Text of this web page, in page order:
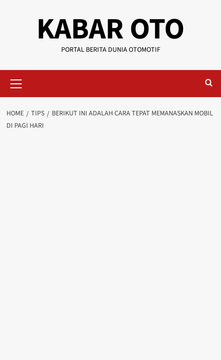
KABAR OTO
PORTAL BERITA DUNIA OTOMOTIF
HOME TIPS
BERIKUT INI ADALAH CARA TEPAT MEMANASKAN MOBIL
DI PAGI HARI